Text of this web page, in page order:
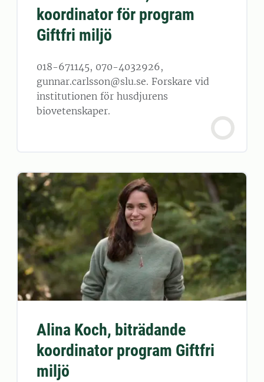
koordinator för program
Giftfri miljö
018-671145, 070-4032926,
gunnar.carlsson@slu.se. Forskare vid
institutionen för husdjurens
biovetenskaper.
Alina Koch, biträdande
koordinator program Giftfri
miljö